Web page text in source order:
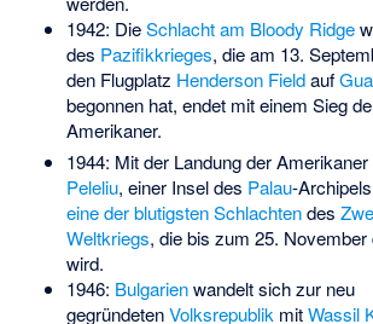
1942: DieSchlacht am Bloody Ridge
des Pazifikkrieges, die am 13.
den Flugplatz Henderson Fieldauf
begonnen hat, endet mit einem Sieg
Amerikaner.
1944: Mit der Landung der Amerikaner
Peleliu, einer Insel des Palau-
eine der blutigsten Schlachtendes
Weltkriegs, die bis zum 25. November
wird.
1946: Bulgarienwandelt sich zur neu
gegründetenVolksrepublik mitWassil